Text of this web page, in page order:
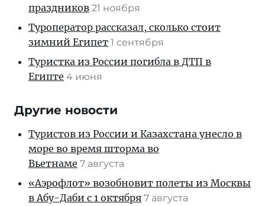
праздников 21 ноября
Туроператор рассказал, сколько стоит
зимний Египет 1 сентября
Туристка из России погибла в ДТП в
Египте 4 июня
Другие новости
Туристов из России и Казахстана унесло в
море во время шторма во
Вьетнаме 7 августа
«Аэрофлот» возобновит полеты из Москвы
в Абу-Даби с 1 октября 7 августа